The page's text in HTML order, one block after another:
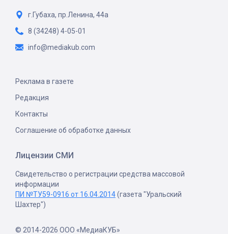
г.Губаха, пр.Ленина, 44а
8 (34248) 4-05-01
info@mediakub.com
Реклама в газете
Редакция
Контакты
Соглашение об обработке данных
Лицензии СМИ
Свидетельство о регистрации средства массовой
информации
ПИ №ТУ59-0916 от 16.04.2014(газета "Уральский
Шахтер")
© 2014-2026 ООО «МедиаКУБ»